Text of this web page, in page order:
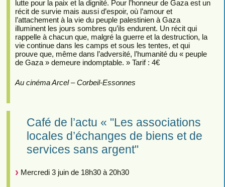
lutte pour la paix et la dignité. Pour l’honneur de Gaza est un
récit de survie mais aussi d’espoir, où l’amour et
l’attachement à la vie du peuple palestinien à Gaza
illuminent les jours sombres qu’ils endurent. Un récit qui
rappelle à chacun que, malgré la guerre et la destruction, la
vie continue dans les camps et sous les tentes, et qui
prouve que, même dans l’adversité, l’humanité du « peuple
de Gaza » demeure indomptable. » Tarif : 4€
Au cinéma Arcel – Corbeil-Essonnes
Café de l’actu « "Les associations
locales d’échanges de biens et de
services sans argent"
Mercredi 3 juin de 18h30 à 20h30